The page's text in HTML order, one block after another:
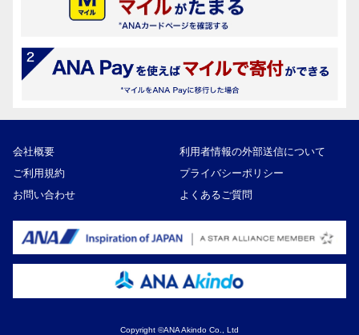
会社概要
利用者情報の外部送信について
ご利用規約
プライバシーポリシー
お問い合わせ
よくあるご質問
Copyright ©ANA Akindo Co., Ltd